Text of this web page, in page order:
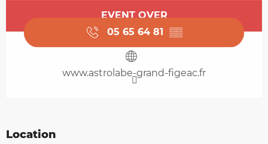
Opening hours & contact details
EVENT OVER
05 65 64 81 ▒▒
www.astrolabe-grand-figeac.fr
Location